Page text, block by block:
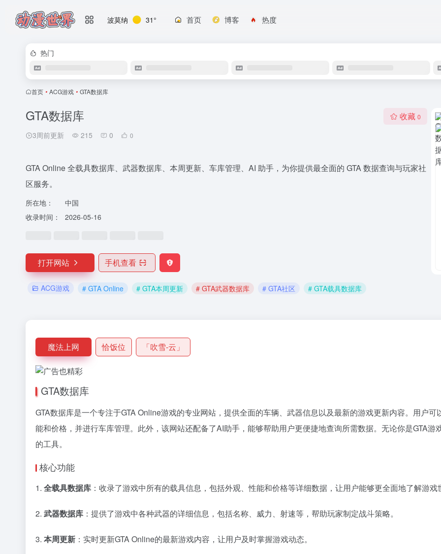
波莫纳 31° 首页 博客 热度
热门
首页 • ACG游戏 • GTA数据库
GTA数据库
3周前更新 215 0 0
收藏 0
GTA Online 全载具数据库、武器数据库、本周更新、车库管理、AI 助手，为你提供最全面的 GTA 数据查询与玩家社
区服务。
所在地：
中国
收录时间：
2026-05-16
打开网站 手机查看
ACG游戏 # GTA Online # GTA本周更新 # GTA武器数据库 # GTA社区 # GTA载具数据库
魔法上网 恰饭位 「吹雪-云」
GTA数据库
GTA数据库是一个专注于GTA Online游戏的专业网站，提供全面的车辆、武器信息以及最新的游戏更新内容。用户
能和价格，并进行车库管理。此外，该网站还配备了AI助手，能够帮助用户更便捷地查询所需数据。无论你是GTA
的工具。
核心功能
1. 全载具数据库 ：收录了游戏中所有的载具信息，包括外观、性能和价格等详细数据，让用户能够更全面地了解游戏
2. 武器数据库 ：提供了游戏中各种武器的详细信息，包括名称、威力、射速等，帮助玩家制定战斗策略。
3. 本周更新 ：实时更新GTA Online的最新游戏内容，让用户及时掌握游戏动态。